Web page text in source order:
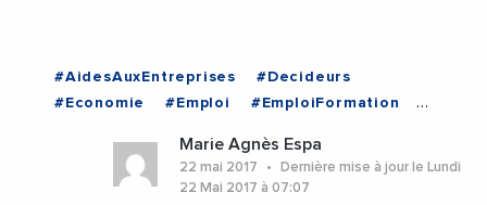
#AidesAuxEntreprises
#Decideurs
#Economie
#Emploi
#EmploiFormation
#NouvelleAquitaine
#Occitanie
#NouvelleAquitaine
#Occitanie
Marie Agnès Espa
22 mai 2017
Dernière mise à jour le Lundi
22 Mai 2017 à 07:07